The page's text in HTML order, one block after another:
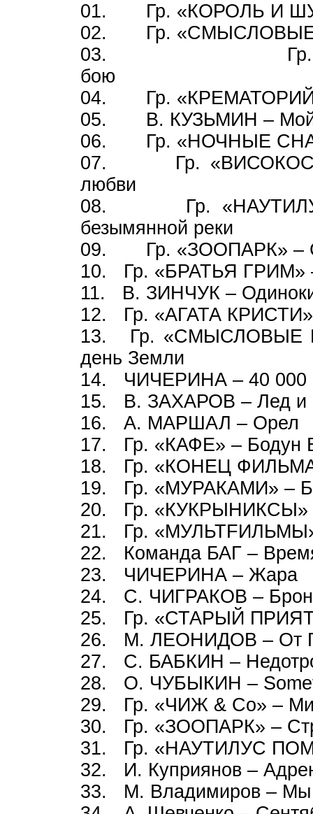
01. Гр. «КОРОЛЬ И
02. Гр. «СМЫСЛОВЫЕ
03. Гр.
04. Гр. «КРЕМАТОРИЙ»
05. В. КУЗЬМИН – Мой
06. Гр. «НОЧНЫЕ
07. Гр.
любви
08. Гр. «НАУТИЛУС
безымянной реки
09. Гр. «ЗООПАРК» –
10. Гр. «БРАТЬЯ ГРИМ»
11. В. ЗИНЧУК –
12. Гр. «АГАТА КРИСТИ»
13. Гр. «СМЫСЛОВЫЕ
день Земли
14. ЧИЧЕРИНА – 40 000
15. В. ЗАХАРОВ – Лед и
16. А. МАРШАЛ – Орел
17. Гр. «КАФЕ» – Бодун
18. Гр. «КОНЕЦ
19. Гр. «МУРАКАМИ» –
20. Гр. «КУКРЫНИКСЫ»
21. Гр.
22. Команда БАГ –
23. ЧИЧЕРИНА – Жара
24. С. ЧИГРАКОВ –
25. Гр. «СТАРЫЙ
26. М. ЛЕОНИДОВ – От
27. С. БАБКИН –
28. О. ЧУБЫКИН –
29. Гр. «ЧИЖ & Co» –
30. Гр. «ЗООПАРК» –
31. Гр. «НАУТИЛУС
32. И. Куприянов –
33. М. Владимиров – Мы